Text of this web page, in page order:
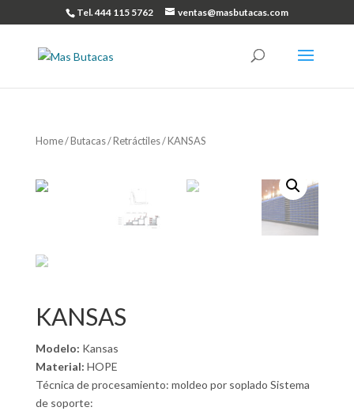
Tel. 444 115 5762 ventas@masbutacas.com
Home/Butacas/Retráctiles/ KANSAS
KANSAS
Modelo: Kansas
Material: HOPE
Técnica de procesamiento: moldeo por soplado Sistema
de soporte: